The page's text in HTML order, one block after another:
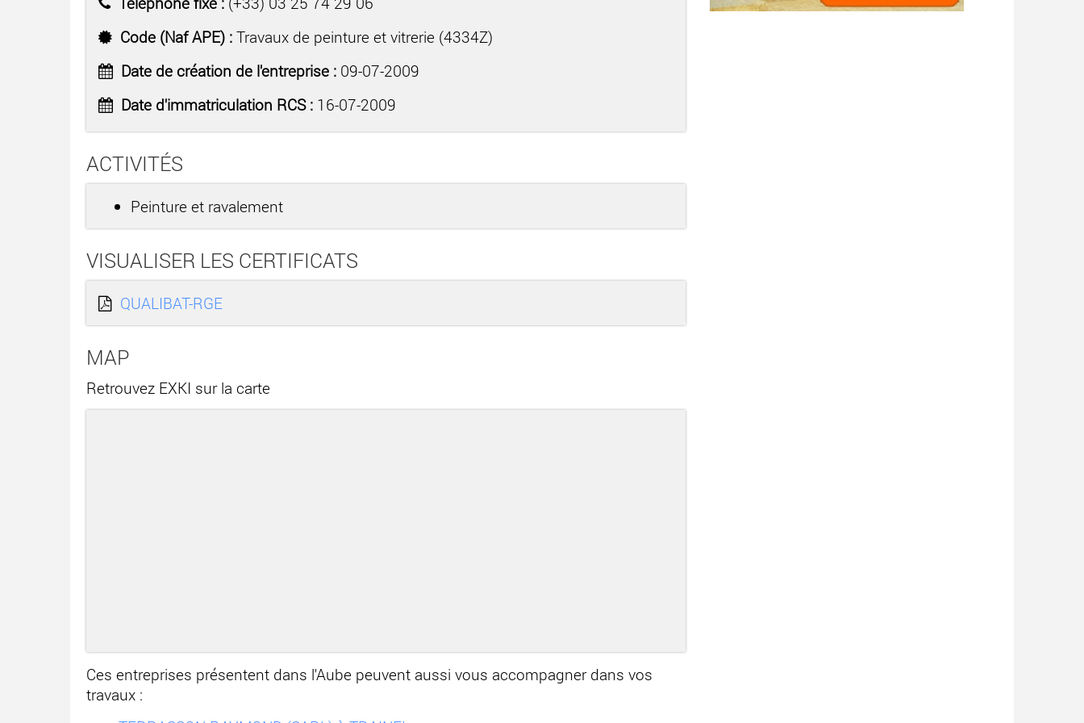
Code (Naf APE) : Travaux de peinture et vitrerie (4334Z)
Date de création de l'entreprise : 09-07-2009
Date d'immatriculation RCS : 16-07-2009
ACTIVITÉS
Peinture et ravalement
VISUALISER LES CERTIFICATS
QUALIBAT-RGE
MAP
Retrouvez EXKI sur la carte
Ces entreprises présentent dans l'Aube peuvent aussi vous accompagner dans vos
travaux :